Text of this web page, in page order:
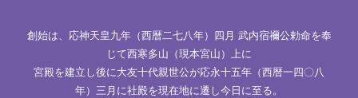
創始は、応神天皇九年（西暦二七八年）四月 武内宿禰公勅命を奉
じて西寒多山（現本宮山）上に
宮殿を建立し後に大友十代親世公が応永十五年（西暦一四〇八
年）三月に社殿を現在地に遷し今日に至る。